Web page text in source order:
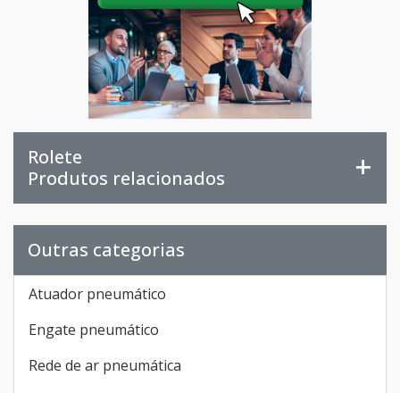
Rolete
Produtos relacionados
Outras categorias
Atuador pneumático
Engate pneumático
Rede de ar pneumática